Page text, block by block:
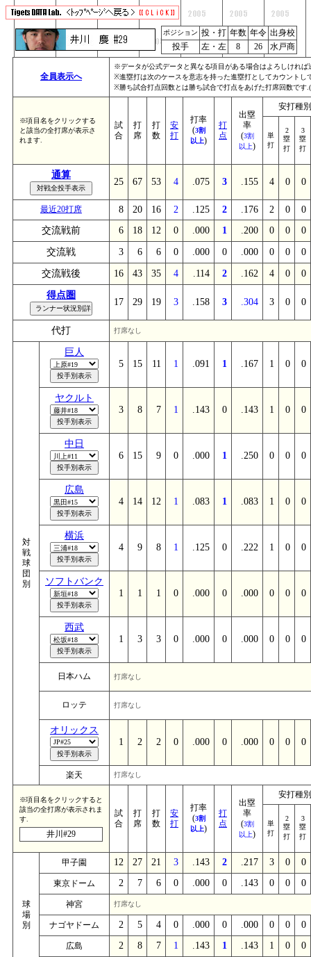
ポジション 投・打 年数 年令 出身校
投手
左・左 8 26 水戸商
全員表示へ
※データが公式データと異なる項目がある場合はよろしけれ
※進塁打は次のケースを意志を持った進塁打としてカウント
※勝ち試合打点回数とは勝ち試合で打点をあげた打席回数で
※項目名をクリックする
と該当の全打席が表示さ
れます.
試
合
打
席
打
数
安
打
打率
(3割
以上)
打
点
出塁
率
(3割
以上)
安打種別
単
打
2
塁
打
3
塁
打
通算
25 67 53 4 .075 3 .155 4 0 0
最近20打席 8 20 16 2 .125 2 .176 2 0
0
交流戦前
6 18 12 0 .000 1 .200 0 0 0
交流戦 3 6 6 0 .000 0 .000 0 0 0
交流戦後 16 43 35 4 .114 2 .162 4 0 0
得点圏
17 29 19 3 .158 3 .304 3 0 0
代打 打席なし
対
戦
球
団
別
巨人
5
15 11 1 .091 1 .167 1 0 0
ヤクルト
3
8 7 1 .143 0 .143 1 0 0
中日
6
15 9 0 .000 1 .250 0 0 0
広島
4
14 12 1 .083 1 .083 1 0 0
横浜
4
9 8 1 .125 0 .222 1 0 0
ソフトバンク
1
1 1 0 .000 0 .000 0 0 0
西武
1
3 3 0 .000 0 .000 0 0 0
日本ハム 打席なし
ロッテ 打席なし
オリックス
1
2 2 0 .000 0 .000 0 0 0
楽天 打席なし
※項目名をクリックすると
該当の全打席が表示されま
す.
井川#29
試
合
打
席
打
数
安
打
打率
(3割
以上)
打
点
出塁
率
(3割
以上)
安打種別
単
打
2
塁
打
3
塁
打
球
場
別
甲子園 12 27 21 3 .143 2 .217 3 0 0
東京ドーム 2 7 6 0 .000 0 .143 0 0 0
神宮 打席なし
ナゴヤドーム 2 5 4 0 .000 0 .000 0 0 0
広島 2 8 7 1 .143 1 .143 1 0 0